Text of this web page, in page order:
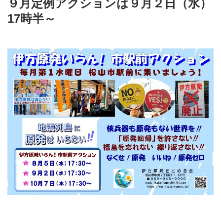
９月定例アクションは９月２日（水）
17時半～